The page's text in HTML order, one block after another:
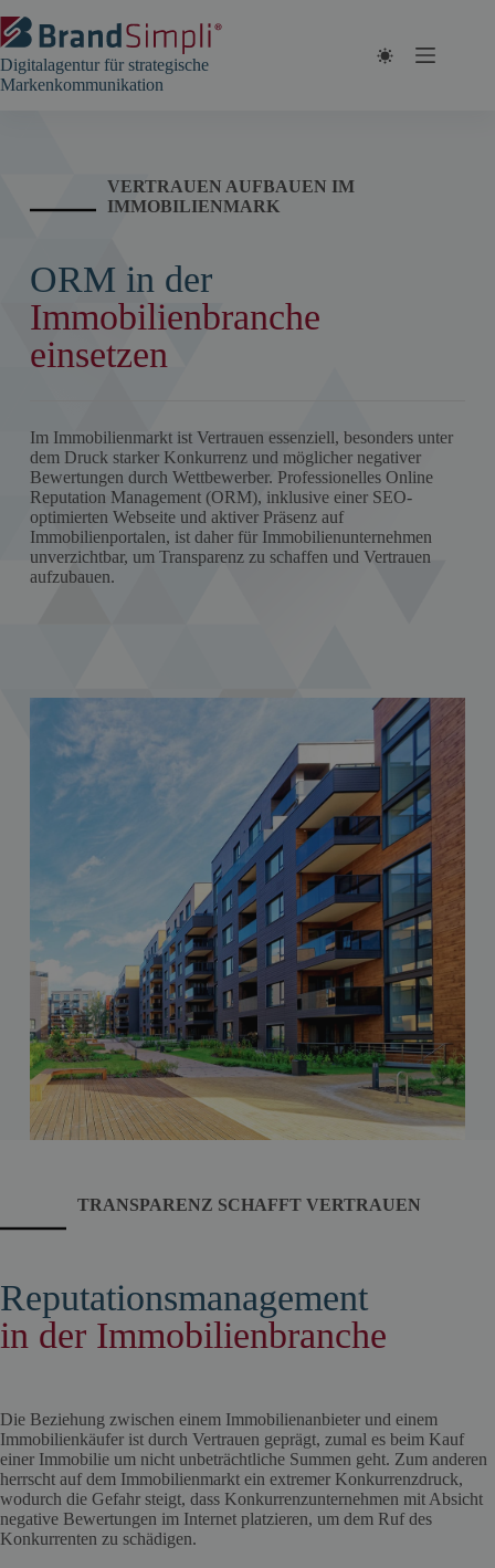
Inhalt
springen
Digitalagentur für strategische
Markenkommunikation
VERTRAUEN AUFBAUEN IM
IMMOBILIENMARK
ORM in der
Immobilienbranche
einsetzen
Im Immobilienmarkt ist Vertrauen essenziell, besonders unter
dem Druck starker Konkurrenz und möglicher negativer
Bewertungen durch Wettbewerber. Professionelles Online
Reputation Management (ORM), inklusive einer SEO-
optimierten Webseite und aktiver Präsenz auf
Immobilienportalen, ist daher für Immobilienunternehmen
unverzichtbar, um Transparenz zu schaffen und Vertrauen
aufzubauen.
TRANSPARENZ SCHAFFT VERTRAUEN
Reputationsmanagement
in der Immobilienbranche
Die Beziehung zwischen einem Immobilienanbieter und einem
Immobilienkäufer ist durch Vertrauen geprägt, zumal es beim Kauf
einer Immobilie um nicht unbeträchtliche Summen geht. Zum anderen
herrscht auf dem Immobilienmarkt ein extremer Konkurrenzdruck,
wodurch die Gefahr steigt, dass Konkurrenzunternehmen mit Absicht
negative Bewertungen im Internet platzieren, um dem Ruf des
Konkurrenten zu schädigen.